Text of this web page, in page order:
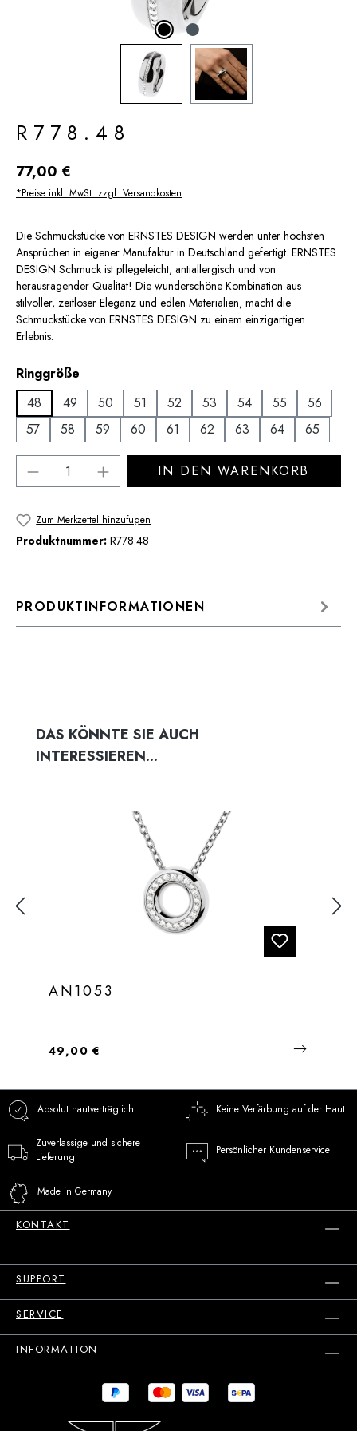
R778.48
Regulärer Preis:
77,00 €
*Preise inkl. MwSt. zzgl. Versandkosten
Die Schmuckstücke von ERNSTES DESIGN werden unter höchsten
Ansprüchen in eigener Manufaktur in Deutschland gefertigt. ERNSTES
DESIGN Schmuck ist pflegeleicht, antiallergisch und von
herausragender Qualität! Die wunderschöne Kombination aus
stilvoller, zeitloser Eleganz und edlen Materialien, macht die
Schmuckstücke von ERNSTES DESIGN zu einem einzigartigen
Erlebnis.
Ringgröße
48
49 50 51 52 53 54 55
56
57
58 59 60 61 62 63 64 65
Produkt Anzahl: Gib den gewünschten
IN DEN WARENKORB
Zum Merkzettel hinzufügen
Produktnummer: R778.48
PRODUKTINFORMATIONEN
Produktgalerie überspringen
DAS KÖNNTE SIE AUCH
INTERESSIEREN...
AN1053
Regulärer Preis:
49,00 €
Absolut hautverträglich Keine Verfärbung auf der Haut
Zuverlässige und sichere
Lieferung
Persönlicher Kundenservice
Made in Germany
KONTAKT
SUPPORT
SERVICE
INFORMATION